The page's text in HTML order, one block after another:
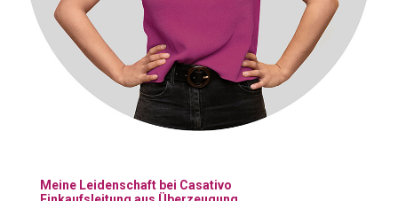
Meine Leidenschaft bei Casativo